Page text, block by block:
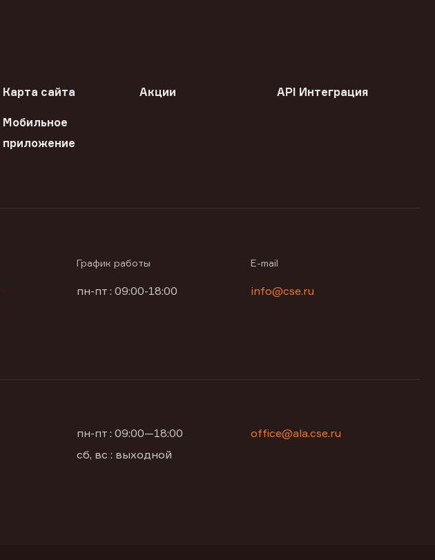
Карта сайта Акции API Интеграция
Мобильное
приложение
График работы
пн-пт : 09:00-18:00
E-mail
info@cse.ru
пн-пт : 09:00—18:00
сб, вс : выходной
office@ala.cse.ru